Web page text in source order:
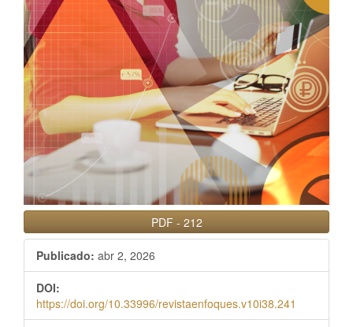
PDF - 212
Publicado: abr 2, 2026
DOI:
https://doi.org/10.33996/revistaenfoques.v10i38.241